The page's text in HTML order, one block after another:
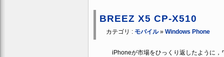
BREEZ X5 CP-X510
カテゴリ : モバイル» Windows Phone
iPhoneが市場をひっくり返したように，